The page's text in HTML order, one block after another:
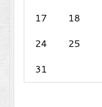
17
18
24
25
31